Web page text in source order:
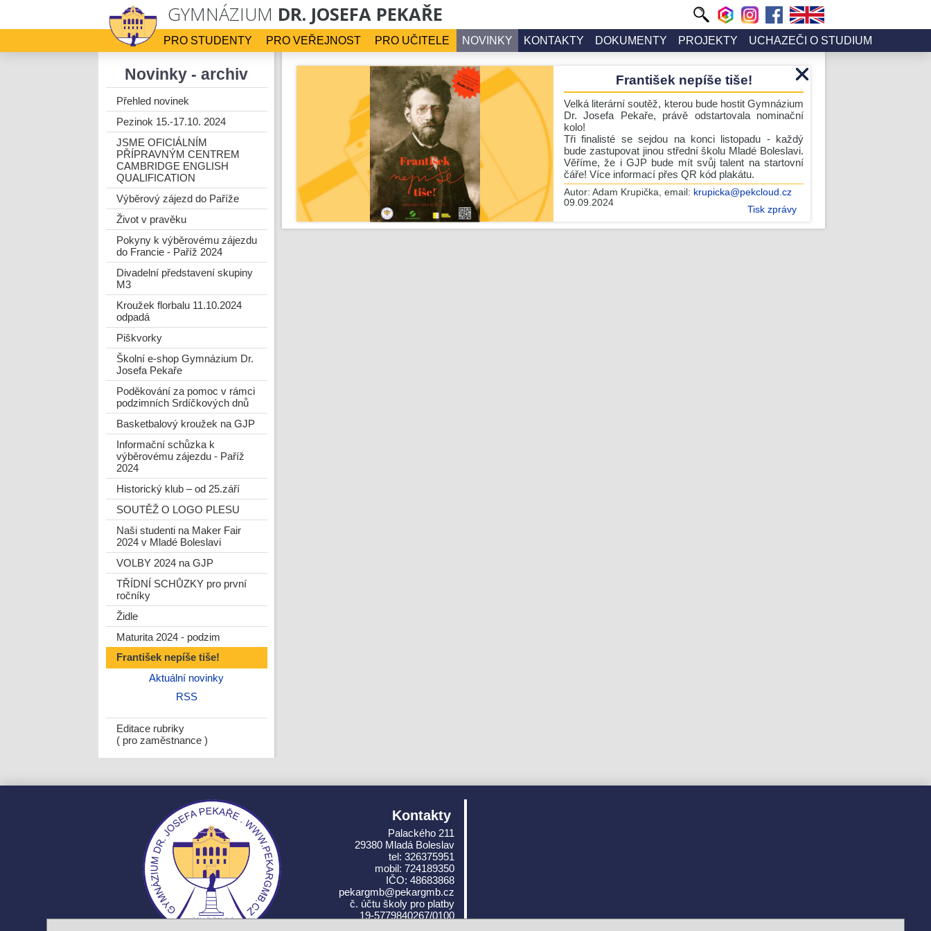
GYMNÁZIUM DR. JOSEFA PEKAŘE
PRO UČITELE
PRO VEŘEJNOST
PRO STUDENTY NOVINKY KONTAKTY DOKUMENTY PROJEKTY UCHAZEČI O STUDIUM
Novinky - archiv
Přehled novinek
Pezinok 15.-17.10. 2024
JSME OFICIÁLNÍM
PŘÍPRAVNÝM CENTREM
CAMBRIDGE ENGLISH
QUALIFICATION
Výběrový zájezd do Paříže
Život v pravěku
Pokyny k výběrovému zájezdu
do Francie - Paříž 2024
Divadelní představení skupiny
M3
Kroužek florbalu 11.10.2024
odpadá
Piškvorky
Školní e-shop Gymnázium Dr.
Josefa Pekaře
Poděkování za pomoc v rámci
podzimních Srdíčkových dnů
Basketbalový kroužek na GJP
Informační schůzka k
výběrovému zájezdu - Paříž
2024
Historický klub – od 25.září
SOUTĚŽ O LOGO PLESU
Naši studenti na Maker Fair
2024 v Mladé Boleslavi
VOLBY 2024 na GJP
TŘÍDNÍ SCHŮZKY pro první
ročníky
Židle
Maturita 2024 - podzim
František nepíše tiše!
Aktuální novinky
RSS
Editace rubriky
( pro zaměstnance )
František nepíše tiše!
Velká literární soutěž, kterou bude hostit Gymnázium
Dr. Josefa Pekaře, právě odstartovala nominační
kolo!
Tři finalisté se sejdou na konci listopadu - každý
bude zastupovat jinou střední školu Mladé Boleslavi.
Věříme, že i GJP bude mít svůj talent na startovní
čáře! Více informací přes QR kód plakátu.
Autor: Adam Krupička, email: krupicka@pekcloud.cz
09.09.2024
Tisk zprávy
Kontakty
Palackého 211
29380 Mladá Boleslav
tel: 326375951
mobil: 724189350
IČO: 48683868
pekargmb@pekargmb.cz
č. účtu školy pro platby
19-5779840267/0100